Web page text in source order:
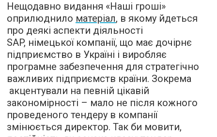
Нещодавно видання «Наші гроші»
оприлюднило матеріал, в якому йдеться
про деякі аспекти діяльності
SAP, німецької компанії, що має дочірнє
підприємство в Україні і виробляє
програмне забезпечення для стратегічно
важливих підприємств країни. Зокрема
акцентували на певній цікавій
закономірності – мало не після кожного
проведеного тендеру в компанії
змінюється директор. Так би мовити,